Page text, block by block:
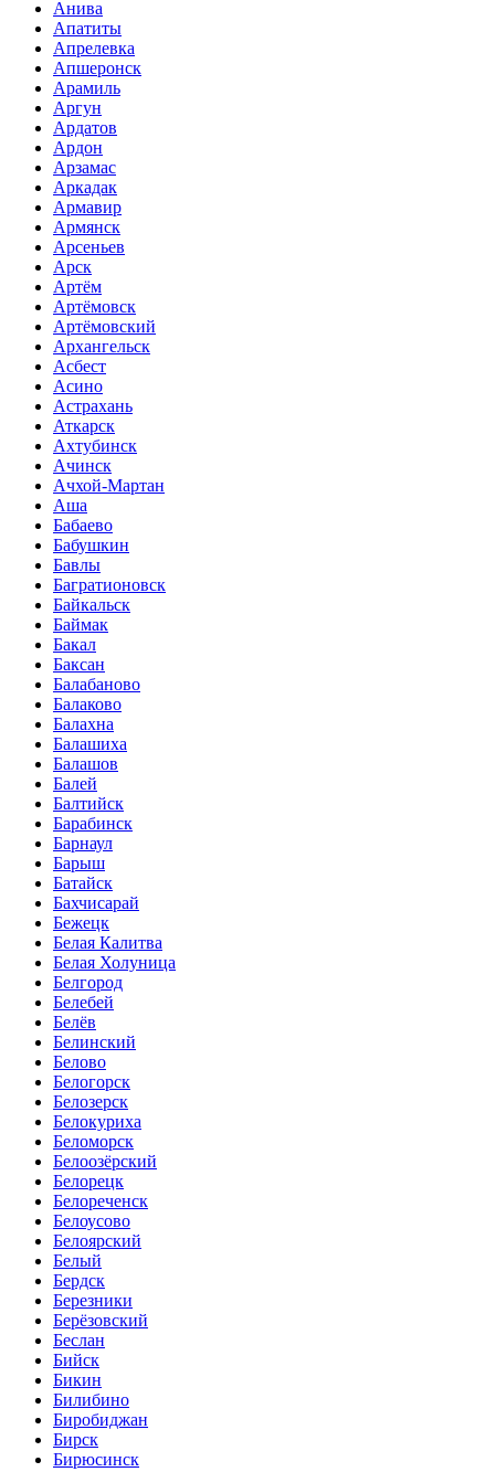
Анива
Апатиты
Апрелевка
Апшеронск
Арамиль
Аргун
Ардатов
Ардон
Арзамас
Аркадак
Армавир
Армянск
Арсеньев
Арск
Артём
Артёмовск
Артёмовский
Архангельск
Асбест
Асино
Астрахань
Аткарск
Ахтубинск
Ачинск
Ачхой-Мартан
Аша
Бабаево
Бабушкин
Бавлы
Багратионовск
Байкальск
Баймак
Бакал
Баксан
Балабаново
Балаково
Балахна
Балашиха
Балашов
Балей
Балтийск
Барабинск
Барнаул
Барыш
Батайск
Бахчисарай
Бежецк
Белая Калитва
Белая Холуница
Белгород
Белебей
Белёв
Белинский
Белово
Белогорск
Белозерск
Белокуриха
Беломорск
Белоозёрский
Белорецк
Белореченск
Белоусово
Белоярский
Белый
Бердск
Березники
Берёзовский
Беслан
Бийск
Бикин
Билибино
Биробиджан
Бирск
Бирюсинск